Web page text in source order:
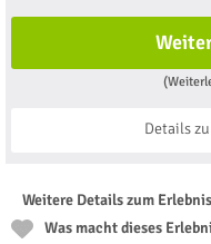
Details
Weitere Details zum
Was macht dieses